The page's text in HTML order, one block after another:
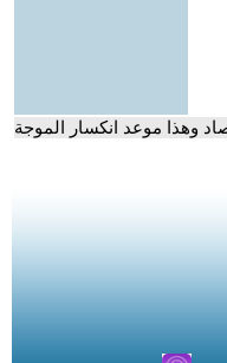
وهذا موعد انكسار الموجة